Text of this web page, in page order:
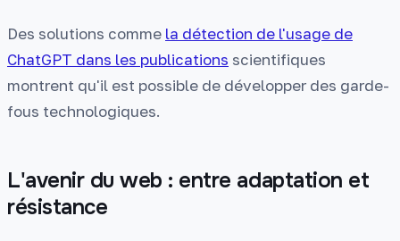
Des solutions comme la détection de l'usage de
ChatGPT dans les publications scientifiques
montrent qu'il est possible de développer des garde-
fous technologiques.
L'avenir du web : entre adaptation et
résistance